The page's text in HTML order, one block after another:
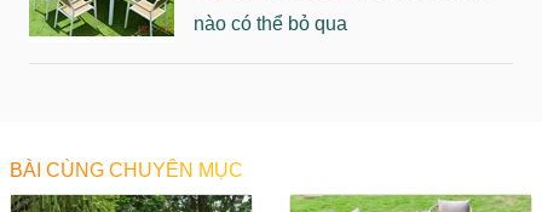
nào có thể bỏ qua
BÀI CÙNG CHUYÊN MỤC